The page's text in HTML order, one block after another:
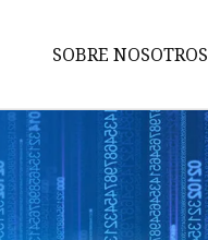
SOBRE NOSOTROS